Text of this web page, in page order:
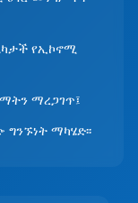
የኢኮኖሚ
ማረጋገጥ፤
ማካሄድ፡፡